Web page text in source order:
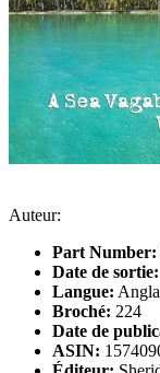
Auteur:
Part Number:
Date de sortie:
Langue:
Broché: 224
Date de
ASIN: